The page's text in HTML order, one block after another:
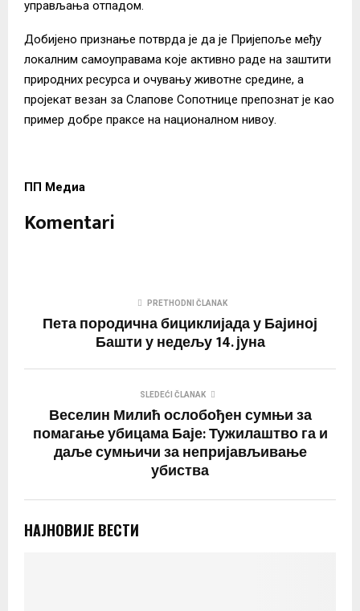
управљања отпадом.
Добијено признање потврда је да је Пријепоље међу
локалним самоуправама које активно раде на заштити
природних ресурса и очувању животне средине, а
пројекат везан за Слапове Сопотнице препознат је као
пример добре праксе на националном нивоу.
ПП Медиа
Komentari
PRETHODNI ČLANAK
Пета породична бициклијада у Бајиној
Башти у недељу 14. јуна
SLEDEĆI ČLANAK
Веселин Милић ослобођен сумњи за
помагање убицама Баје: Тужилаштво га и
даље сумњичи за непријављивање
убиства
НАЈНОВИЈЕ ВЕСТИ